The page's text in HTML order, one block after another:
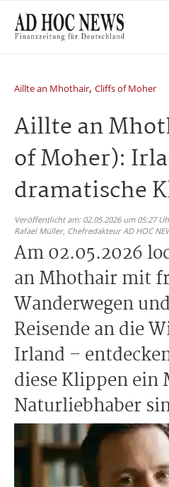
Aillte an Mhothair, Cliffs of Moher
Aillte an
of Moher):
dramatische
Veröffentlicht am: 02.05.2026 um 05:27
Rafael Müller, Chefredakteur AD HOC
Am 02.05.2026
an Mhothair mit
Wanderwegen
Reisende an die
Irland –
diese Klippen ein
Naturliebhaber